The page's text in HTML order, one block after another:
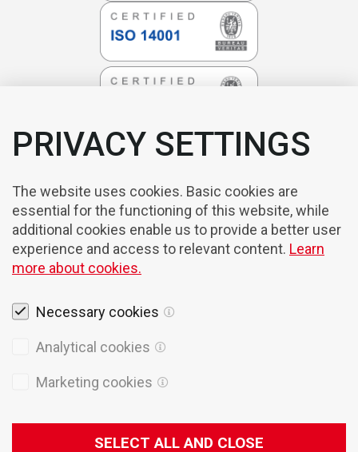
PRIVACY SETTINGS
The website uses cookies. Basic cookies are
essential for the functioning of this website, while
additional cookies enable us to provide a better user
experience and access to relevant content. Learn
more about cookies.
Necessary cookies
Analytical cookies
Marketing cookies
SELECT ALL AND CLOSE